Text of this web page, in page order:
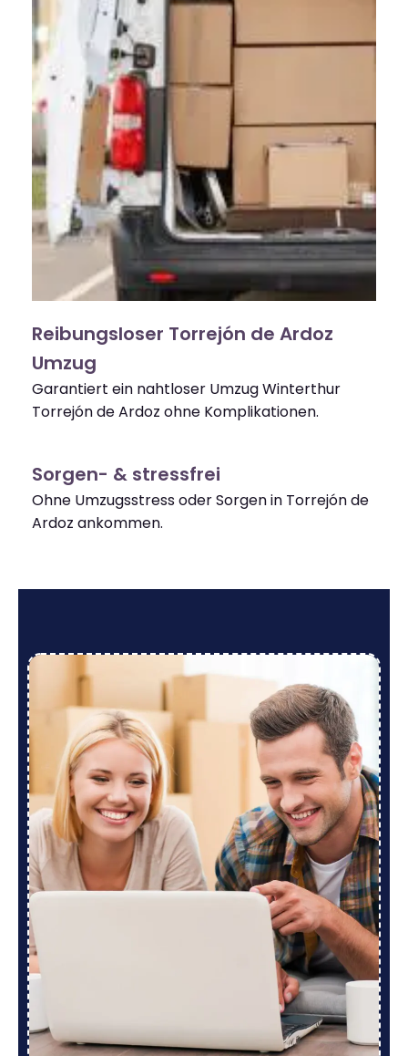
Reibungsloser Torrejón de Ardoz
Umzug
Garantiert ein nahtloser Umzug Winterthur
Torrejón de Ardoz ohne Komplikationen.
Sorgen- & stressfrei
Ohne Umzugsstress oder Sorgen in Torrejón de
Ardoz ankommen.